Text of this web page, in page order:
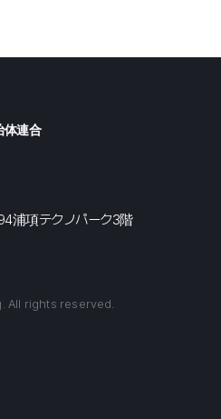
体連合
浦項テクノパーク3階
All rights reserved.